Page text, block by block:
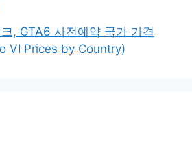
, GTA6 사전예약 국가 가격
VI Prices by Country)